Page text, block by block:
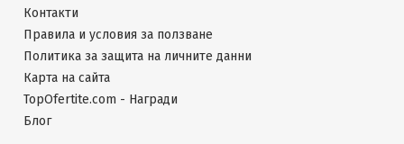
Контакти
Правила и условия за ползване
Политика за защита на личните данни
Карта на сайта
TopOfertite.com - Награди
Блог